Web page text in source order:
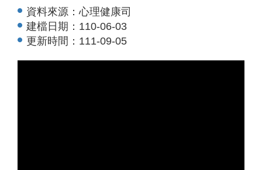
資料來源：心理健康司
建檔日期： 110-06-03
更新時間： 111-09-05